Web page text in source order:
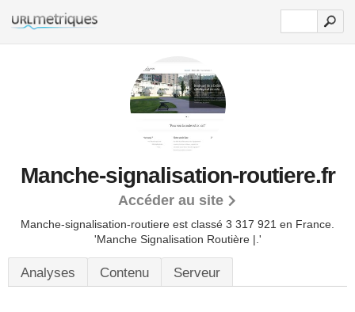
Manche-signalisation-routiere.fr
Accéder au site
Manche-signalisation-routiere est classé 3 317 921 en France.
'Manche Signalisation Routière |.'
Analyses Contenu Serveur